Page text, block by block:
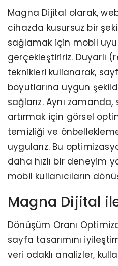
Magna Dijital olarak,
cihazda kusursuz bir
sağlamak için mobil
gerçekleştiririz. Duyarlı
teknikleri kullanarak,
boyutlarına uygun
sağlarız. Aynı zamanda,
artırmak için görsel
temizliği ve
uygularız. Bu
daha hızlı bir deneyim
mobil kullanıcıların
Magna Dijital
Dönüşüm Oranı
sayfa tasarımını
veri odaklı analizler,